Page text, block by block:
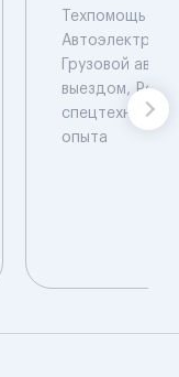
Техпомощь на
Автоэлектрик
Грузовой
выездом,
спецтехники
опыта